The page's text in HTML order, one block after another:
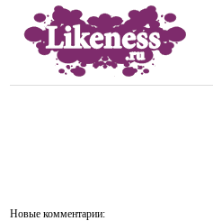
Новые комментарии: